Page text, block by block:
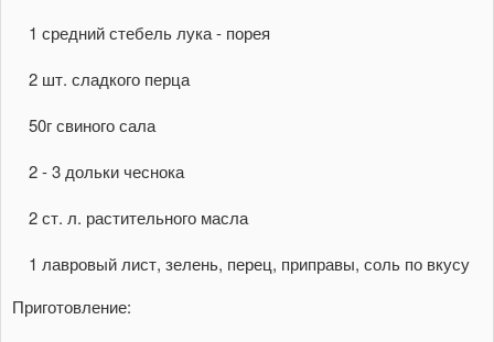
1 средний стебель лука - порея
2 шт. сладкого перца
50г свиного сала
2 - 3 дольки чеснока
2 ст. л. растительного масла
1 лавровый лист, зелень, перец, приправы, соль по вкусу
Приготовление: